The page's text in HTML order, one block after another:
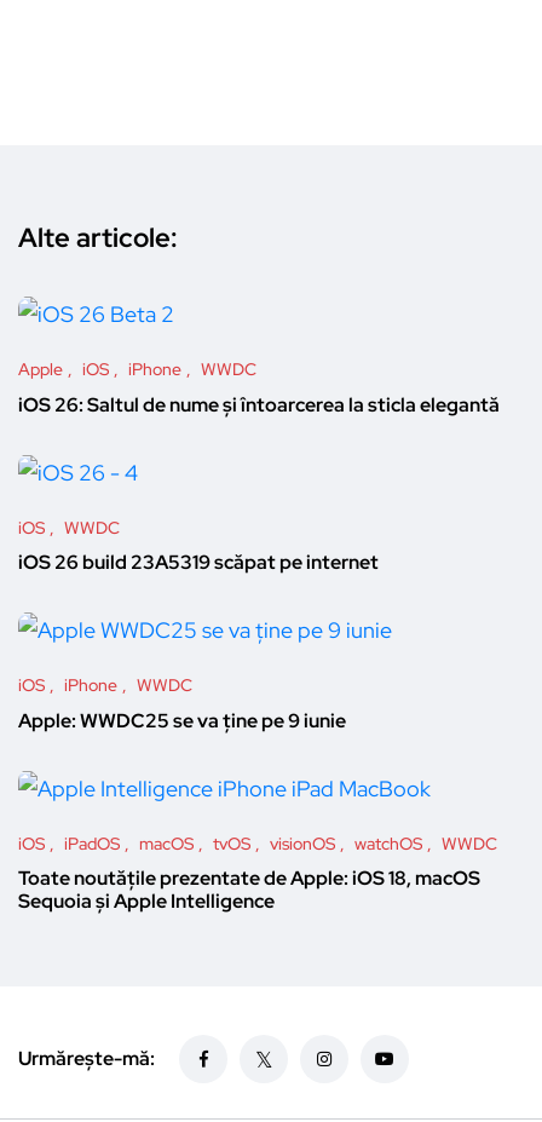
Alte articole:
Apple iOS iPhone WWDC
iOS 26: Saltul de nume și întoarcerea la sticla elegantă
iOS WWDC
iOS 26 build 23A5319 scăpat pe internet
iOS iPhone WWDC
Apple: WWDC25 se va ține pe 9 iunie
iOS iPadOS macOS tvOS visionOS watchOS WWDC
Toate noutățile prezentate de Apple: iOS 18, macOS
Sequoia și Apple Intelligence
Urmărește-mă: